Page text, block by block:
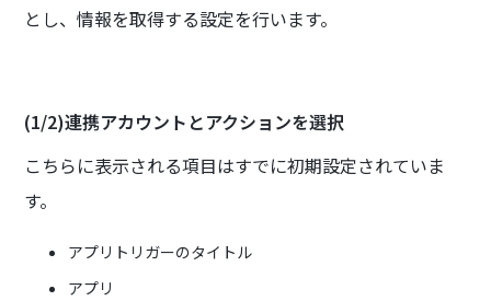
とし、情報を取得する設定を行います。
(1/2)連携アカウントとアクションを選択
こちらに表示される項目はすでに初期設定されていま
す。
アプリトリガーのタイトル
アプリ